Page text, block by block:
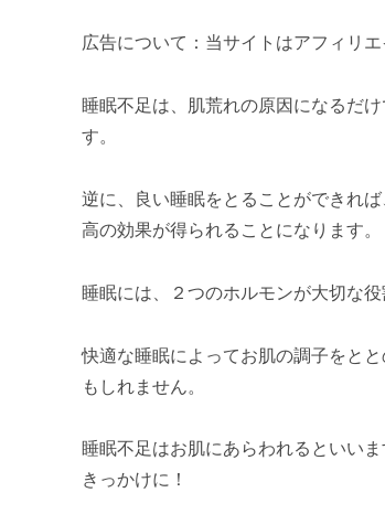
広告について：当サイトはアフィリ
睡眠不足は、肌荒れの原因になるだ
す。
逆に、良い睡眠をとることができれ
高の効果が得られることになります。
睡眠には、２つのホルモンが大切な役
快適な睡眠によってお肌の調子をと
もしれません。
睡眠不足はお肌にあらわれるといい
きっかけに！